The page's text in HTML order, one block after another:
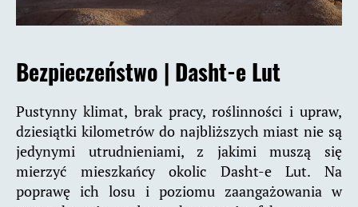
Bezpieczeństwo | Dasht-e Lut
Pustynny klimat, brak pracy, roślinności i upraw,
dziesiątki kilometrów do najbliższych miast nie są
jedynymi utrudnieniami, z jakimi muszą się
mierzyć mieszkańcy okolic Dasht-e Lut. Na
poprawę ich losu i poziomu zaangażowania w